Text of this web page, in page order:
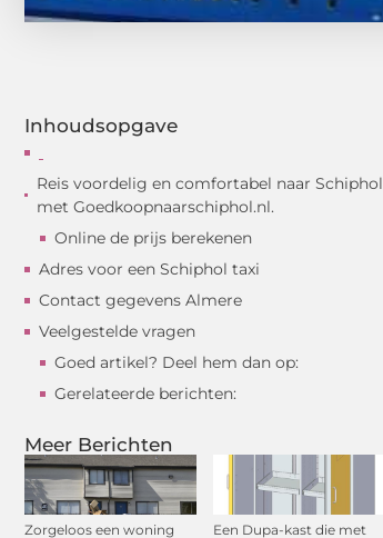
Inhoudsopgave
Reis voordelig en comfortabel naar Schiphol
met Goedkoopnaarschiphol.nl.
Online de prijs berekenen
Adres voor een Schiphol taxi
Contact gegevens Almere
Veelgestelde vragen
Goed artikel? Deel hem dan op:
Gerelateerde berichten:
Meer Berichten
Zorgeloos een woning
Een Dupa-kast die met